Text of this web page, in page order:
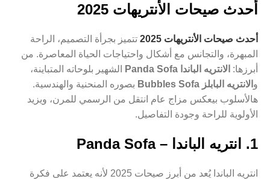
أحدث صيحات الأنتريهات 2025
أحدث صيحات الأنتريهات 2025
تتميز بجرأة التصميم، الراحة
المبهرة، والتجانس مع أشكال واحتياجات الحياة المعاصرة. من
أبرزها: الانتريه الباندا Panda Sofa
الشهير بلوحاته المتباينة،
و الانتريه البابلز Bubbles Sofa
بصوره المنحنية والهندسية.
هالأسلوب بيعكس مزاج عام انتقل من الرسمي للمرن، ويزيد
الأولوية للراحة وجودة التفاصيل.
1. انتريه الباندا – Panda Sofa
انتريه الباندا يُعد من أبرز صيحات 2025 لأنه يعتمد على فكرة